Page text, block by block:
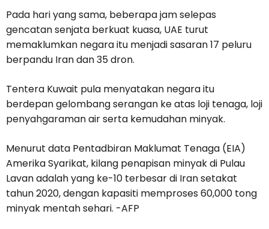
Pada hari yang sama, beberapa jam selepas
gencatan senjata berkuat kuasa, UAE turut
memaklumkan negara itu menjadi sasaran 17 peluru
berpandu Iran dan 35 dron.
Tentera Kuwait pula menyatakan negara itu
berdepan gelombang serangan ke atas loji tenaga, loji
penyahgaraman air serta kemudahan minyak.
Menurut data Pentadbiran Maklumat Tenaga (EIA)
Amerika Syarikat, kilang penapisan minyak di Pulau
Lavan adalah yang ke-10 terbesar di Iran setakat
tahun 2020, dengan kapasiti memproses 60,000 tong
minyak mentah sehari. -AFP